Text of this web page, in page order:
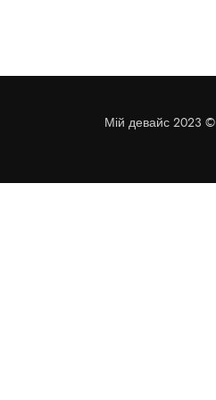
Мій девайс 2023 ©